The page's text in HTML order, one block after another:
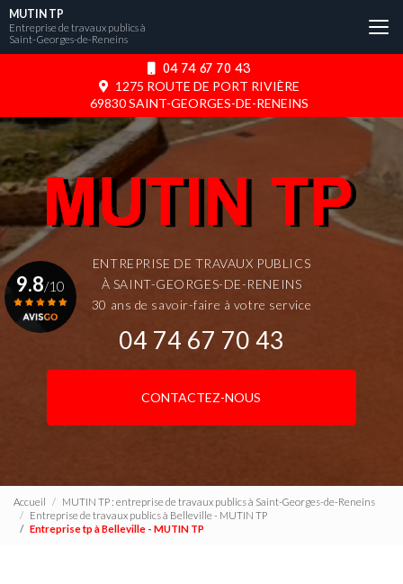
Aller
au
contenu
04 74 67 70 43
1275 ROUTE DE PORT RIVIÈRE
69830 SAINT-GEORGES-DE-RENEINS
MUTIN TP
Entreprise de travaux publics à
Saint-Georges-de-Reneins
ENTREPRISE DE TRAVAUX PUBLICS
À SAINT-GEORGES-DE-RENEINS
30 ans de savoir-faire à votre service
04 74 67 70 43
CONTACTEZ-NOUS
9.8/10
Accueil
MUTIN TP : entreprise de travaux publics à Saint-Georges-de-Reneins
Entreprise de travaux publics à Belleville - MUTIN TP
Entreprise tp à Belleville - MUTIN TP